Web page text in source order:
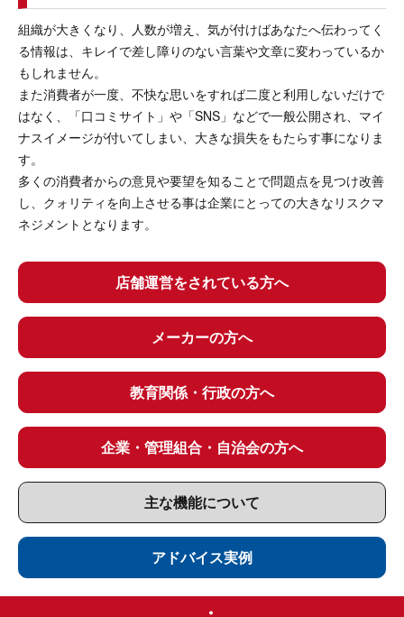
組織が大きくなり、人数が増え、気が付けばあなたへ伝わってく
る情報は、キレイで差し障りのない言葉や文章に変わっているか
もしれません。
また消費者が一度、不快な思いをすれば二度と利用しないだけで
はなく、「口コミサイト」や「SNS」などで一般公開され、マイ
ナスイメージが付いてしまい、大きな損失をもたらす事になりま
す。
多くの消費者からの意見や要望を知ることで問題点を見つけ改善
し、クォリティを向上させる事は企業にとっての大きなリスクマ
ネジメントとなります。
店舗運営をされている方へ
メーカーの方へ
教育関係・行政の方へ
企業・管理組合・自治会の方へ
主な機能について
アドバイス実例